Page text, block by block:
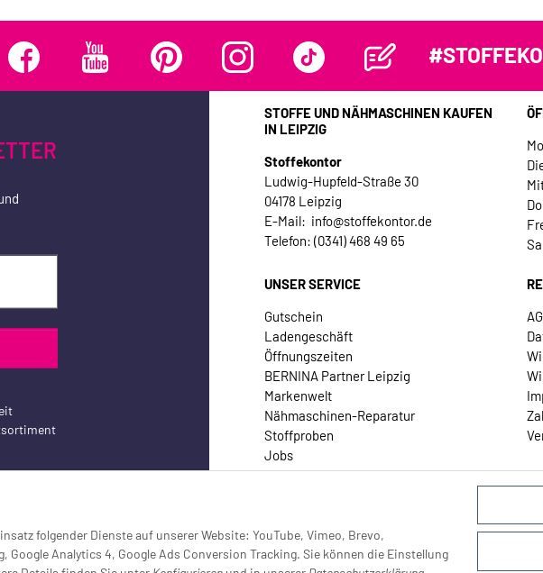
folgender Dienste auf unserer Website: YouTube, Vimeo, Brevo,
Google Analytics 4, Google Ads Conversion Tracking. Sie können die Einstellung
STOFFE UND NÄHMASCHINEN KAUFEN
IN LEIPZIG
Stoffekontor
Ludwig-Hupfeld-Straße 30
04178 Leipzig
E-Mail: info@stoffekontor.de
Telefon: (0341) 468 49 65
UNSER SERVICE
Gutschein
Ladengeschäft
Öffnungszeiten
BERNINA Partner Leipzig
Markenwelt
Nähmaschinen-Reparatur
Stoffproben
Jobs
Kontakt